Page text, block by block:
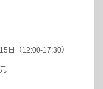
日（12:00-17:30）